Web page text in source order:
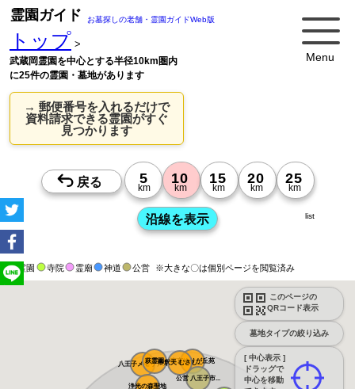
Menu
霊園ガイド お墓探しの老舗・霊園ガイドWeb版
トップ >
武蔵岡霊園を中心とする半径10km圏内
に25件の霊園・墓地があります
→ 郵便番号を入れるだけで
資料請求できる霊園がすぐ
見つかります
霊園 寺院 霊廟 神道 公営 ※大きな〇は個別ページを閲覧済み
このページの
QRコード表示
墓地タイプの絞り込み
[ 中心表示 ]
ドラッグで
中心を移動
list
東京ゆりが丘苑
八王子メモリア...
萩霊園
浄光の森聖地
帝釈天 むさし...
公営 八王子市...